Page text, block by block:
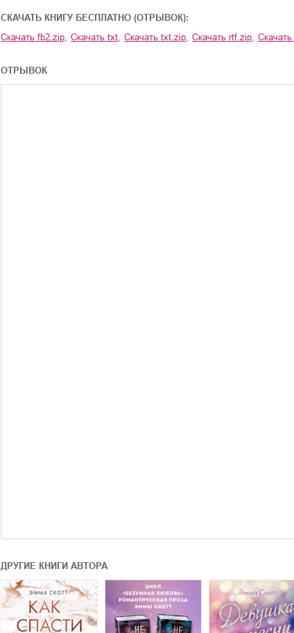
CКАЧАТЬ КНИГУ БЕСПЛАТНО (ОТРЫВОК):
Скачать fb2.zip, Скачать txt, Скачать txt.zip, Скачать rtf.zip, Скачать
ОТРЫВОК
ДРУГИЕ КНИГИ АВТОРА